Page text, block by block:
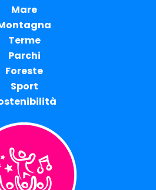
Mare
Terme
Parchi
Foreste
Sport